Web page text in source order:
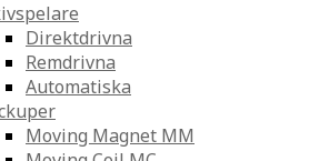
Direktdrivna
Remdrivna
Automatiska
Moving Magnet MM